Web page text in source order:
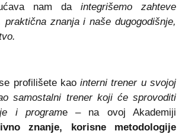
nam da integrišemo zahteve
praktična znanja i naše dugogodišnje,
profilišete kaointerni trener u svojoj
samostalni trener koji će sprovoditi
i programe – na ovoj Akademiji
znanje, korisne metodologije